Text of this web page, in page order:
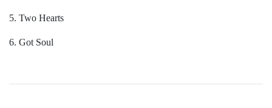
5. Two Hearts
6. Got Soul